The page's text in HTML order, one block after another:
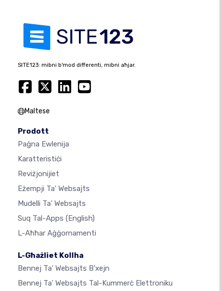
SITE123: mibni b'mod differenti, mibni aħjar.
Maltese
Prodott
Paġna Ewlenija
Karatteristiċi
Reviżjonijiet
Eżempji Ta' Websajts
Mudelli Ta' Websajts
Suq Tal-Apps (English)
L-Aħħar Aġġornamenti
L-Għażliet Kollha
Bennej Ta' Websajts B'xejn
Bennej Ta' Websajts Tal-Kummerċ Elettroniku